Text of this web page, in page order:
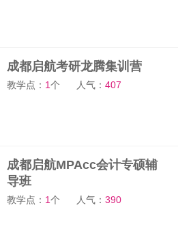
成都启航考研龙腾集训营
教学点： 1个 人气：407
成都启航MPAcc会计专硕辅
导班
教学点： 1个 人气：390